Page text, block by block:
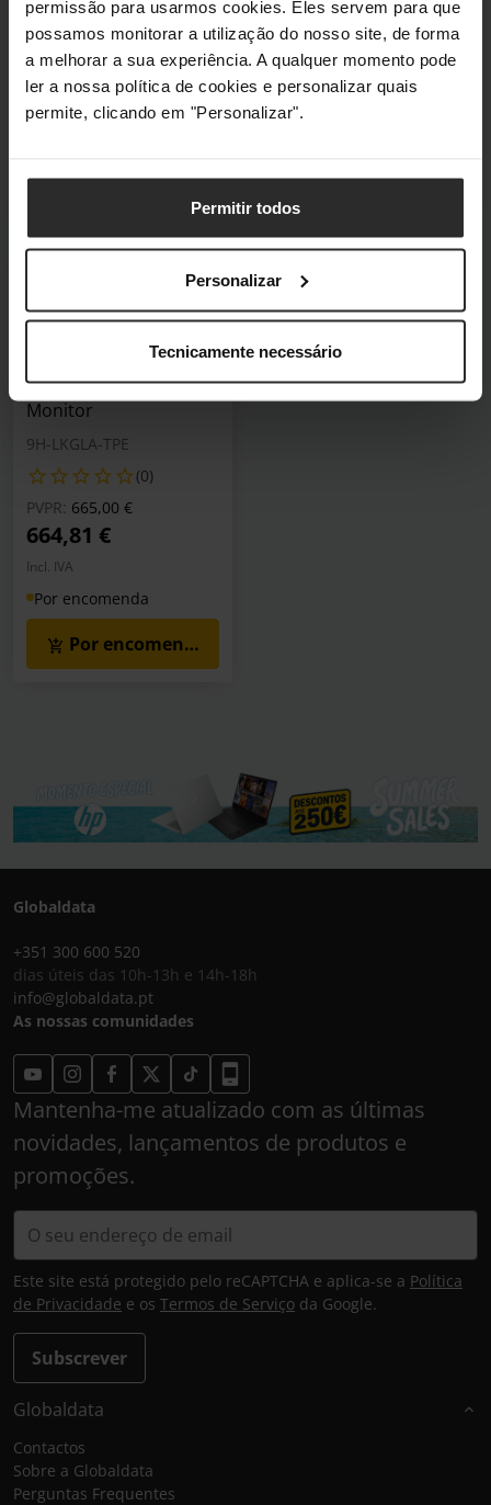
permissão para usarmos cookies. Eles servem para que
possamos monitorar a utilização do nosso site, de forma
a melhorar a sua experiência. A qualquer momento pode
ler a nossa política de cookies e personalizar quais
permite, clicando em "Personalizar".
Permitir todos
Personalizar
Tecnicamente necessário
(0)
406,60 €
Incl. IVA
Por encomenda
9H-LKDLA-TPE
(0)
457,43 €
Incl. IVA
Por encomenda
Monitor BenQ Creative
Pro 31.5" PD3205UA
IPS 4K ERGO sRGB
HDR10 USB-C Designer
Monitor
9H-LKGLA-TPE
(0)
PVPR: Preço reduzido de
665,00 €para
664,81 €
Incl. IVA
Por encomenda
Por encomenda
Globaldata
+351 300 600 520
dias úteis das 10h-13h e 14h-18h
info@globaldata.pt
As nossas comunidades
Mantenha-me atualizado com as últimas
novidades, lançamentos de produtos e
promoções.
Subscrever
Este site está protegido pelo reCAPTCHA e aplica-se a Política
de Privacidade e os Termos de Serviço da Google.
Globaldata
Contactos
Sobre a Globaldata
Perguntas Frequentes